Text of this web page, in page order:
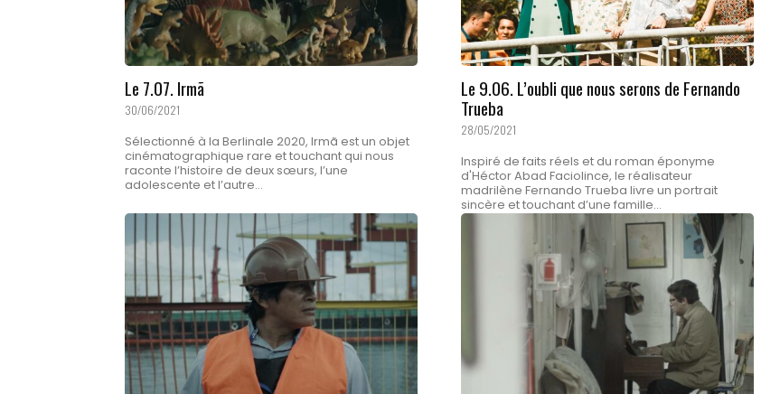
Le 7.07. Irmã
30/06/2021
Sélectionné à la Berlinale 2020, Irmã est un objet
cinématographique rare et touchant qui nous
raconte l’histoire de deux sœurs, l’une
adolescente et l’autre...
Le 9.06. L’oubli que nous serons de Fernando
Trueba
28/05/2021
Inspiré de faits réels et du roman éponyme
d'Héctor Abad Faciolince, le réalisateur
madrilène Fernando Trueba livre un portrait
sincère et touchant d’une famille...